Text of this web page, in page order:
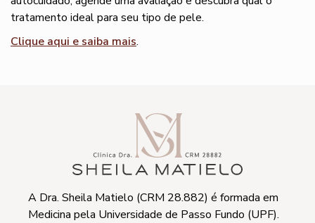
tratamento ideal para seu tipo de pele.
Clique aqui e saiba mais.
A Dra. Sheila Matielo (CRM 28.882) é formada em
Medicina pela Universidade de Passo Fundo (UPF).